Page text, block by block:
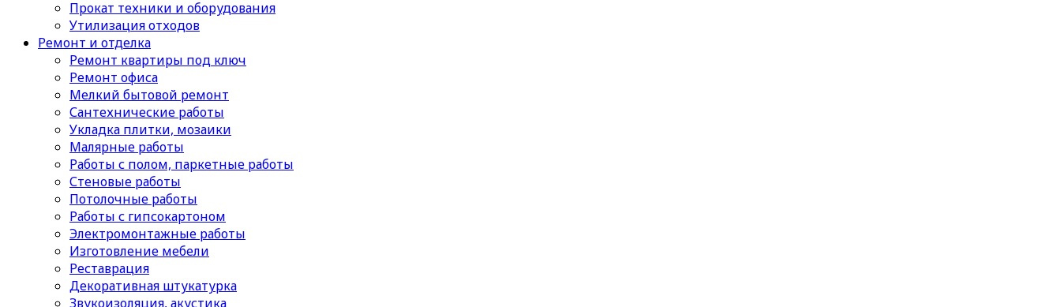
Прокат техники и оборудования
Утилизация отходов
Ремонт и отделка
Ремонт квартиры под ключ
Ремонт офиса
Мелкий бытовой ремонт
Сантехнические работы
Укладка плитки, мозаики
Малярные работы
Работы с полом, паркетные работы
Стеновые работы
Потолочные работы
Работы с гипсокартоном
Электромонтажные работы
Изготовление мебели
Реставрация
Декоративная штукатурка
Звукоизоляция, акустика